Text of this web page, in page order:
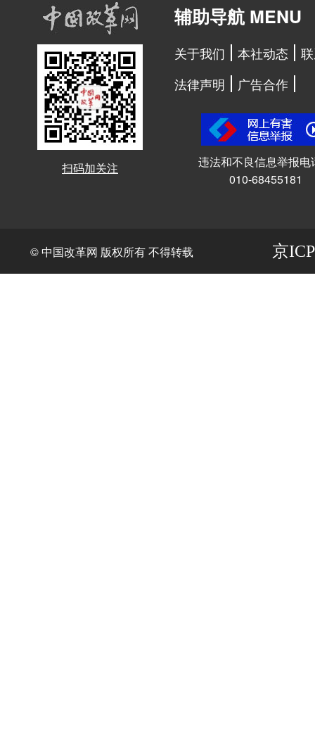
扫码加关注
辅助导航 MENU
关于我们 本社动态
法律声明
广告合作
违法和不良信息举报电
010-68455181
© 中国改革网 版权所有 不得转载 京